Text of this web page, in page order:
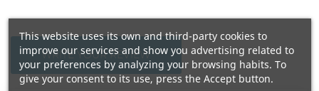
WRITE YOUR REVIEW
This website uses its own and third-party cookies to
improve our services and show you advertising related to
your preferences by analyzing your browsing habits. To
give your consent to its use, press the Accept button.